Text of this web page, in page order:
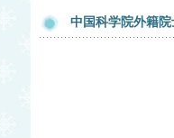
中国科学院外籍